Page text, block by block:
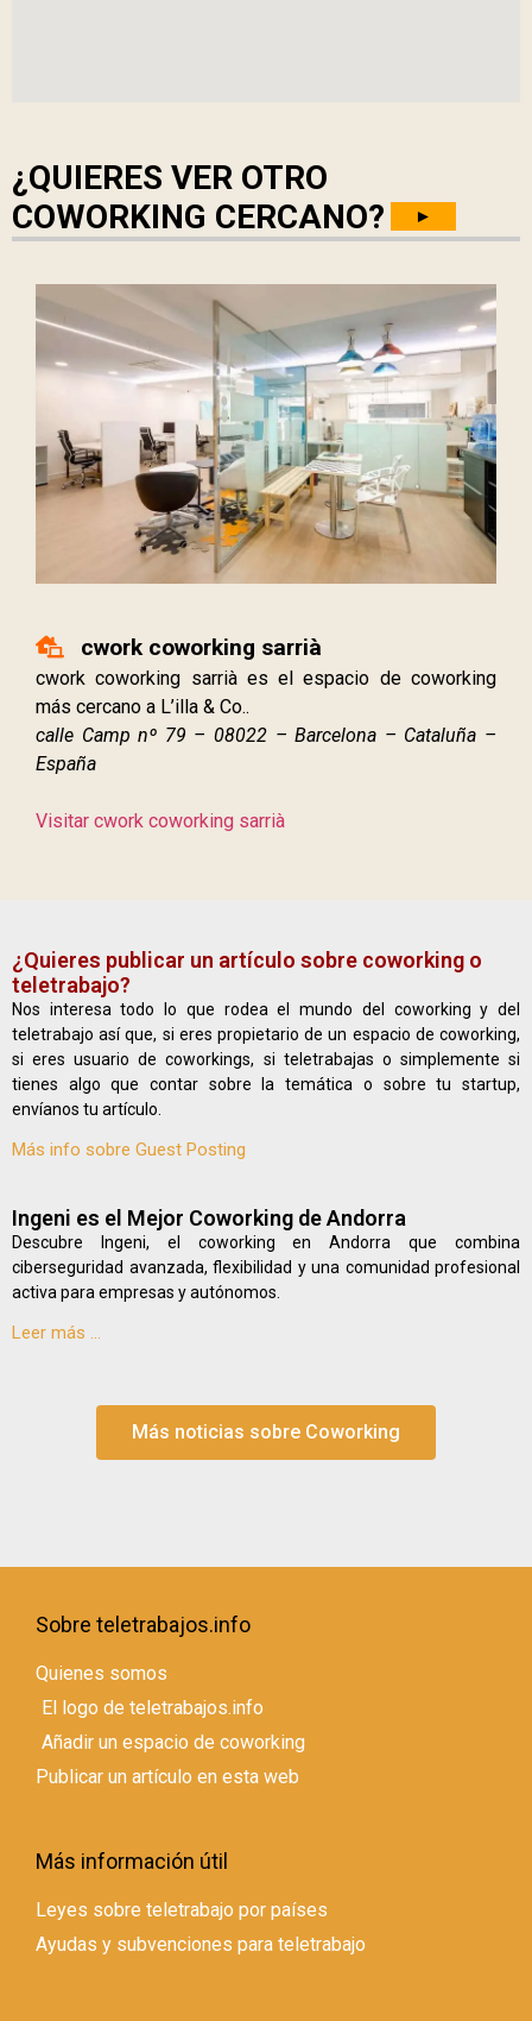
¿QUIERES VER OTRO
COWORKING CERCANO?
►
cwork coworking sarrià
cwork coworking sarrià es el espacio de coworking
más cercano a L’illa & Co..
calle Camp nº 79 – 08022 – Barcelona – Cataluña –
España
Visitar cwork coworking sarrià
¿Quieres publicar un artículo sobre coworking o
teletrabajo?
Nos interesa todo lo que rodea el mundo del coworking y del
teletrabajo así que, si eres propietario de un espacio de coworking,
si eres usuario de coworkings, si teletrabajas o simplemente si
tienes algo que contar sobre la temática o sobre tu startup,
envíanos tu artículo.
Más info sobre Guest Posting
Ingeni es el Mejor Coworking de Andorra
Descubre Ingeni, el coworking en Andorra que combina
ciberseguridad avanzada, flexibilidad y una comunidad profesional
activa para empresas y autónomos.
Leer más ...
Más noticias sobre Coworking
Sobre teletrabajos.info
Quienes somos
El logo de teletrabajos.info
Añadir un espacio de coworking
Publicar un artículo en esta web
Más información útil
Leyes sobre teletrabajo por países
Ayudas y subvenciones para teletrabajo